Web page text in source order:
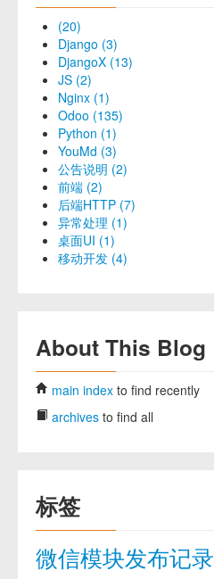
(20)
Django (3)
DjangoX (13)
JS (2)
Nginx (1)
Odoo (135)
Python (1)
YouMd (3)
公告说明 (2)
前端 (2)
后端HTTP (7)
异常处理 (1)
桌面UI (1)
移动开发 (4)
About This Blog
main index to find recently
archives to find all
标签
微信模块发布记录